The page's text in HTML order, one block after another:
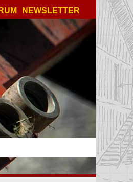
NEWSLETTER